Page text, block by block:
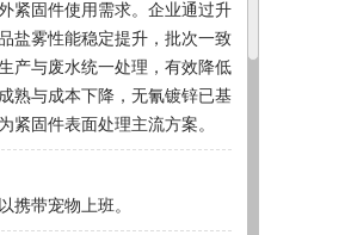
紧固件使用需求。企业通过升
盐雾性能稳定提升，批次一致
产与废水统一处理，有效降低
熟与成本下降，无氰镀锌已基
紧固件表面处理主流方案。
携带宠物上班。